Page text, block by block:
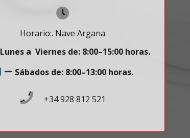
Horario:. Nave Argana
Lunes a Viernes de: 8:00–15:00 horas.
Sábados de: 8:00–13:00 horas.
+34 928 812 521